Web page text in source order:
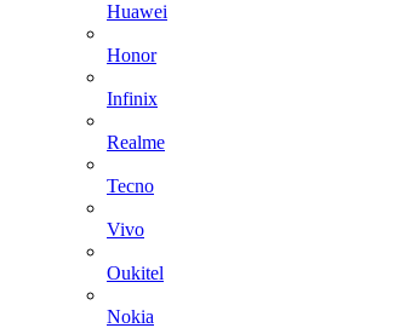
Huawei
Honor
Infinix
Realme
Tecno
Vivo
Oukitel
Nokia